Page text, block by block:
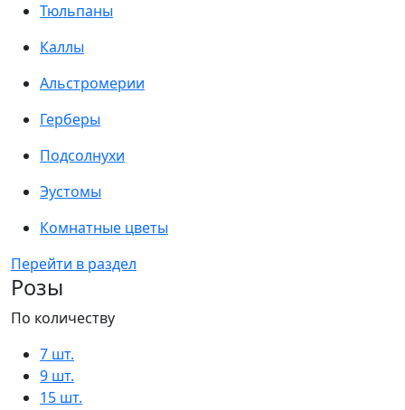
Тюльпаны
Каллы
Альстромерии
Герберы
Подсолнухи
Эустомы
Комнатные цветы
Перейти в раздел
Розы
По количеству
7 шт.
9 шт.
15 шт.